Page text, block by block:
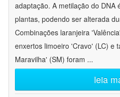
adaptação. A metilação do DNA
plantas, podendo ser alterada
Combinações laranjeira
enxertos limoeiro 'Cravo' (LC) e
Maravilha' (SM) foram ...
leia